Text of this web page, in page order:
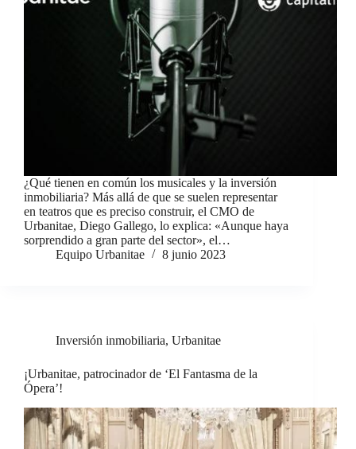
¿Qué tienen en común los musicales y la inversión
inmobiliaria? Más allá de que se suelen representar
en teatros que es preciso construir, el CMO de
Urbanitae, Diego Gallego, lo explica: «Aunque haya
sorprendido a gran parte del sector», el…
Equipo Urbanitae
8 junio 2023
Inversión inmobiliaria, Urbanitae
¡Urbanitae, patrocinador de ‘El Fantasma de la
Ópera’!